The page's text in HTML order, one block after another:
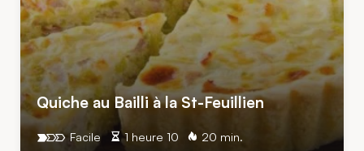
Quiche au Bailli à la St-Feuillien
1 heure 10 20 min.
Facile